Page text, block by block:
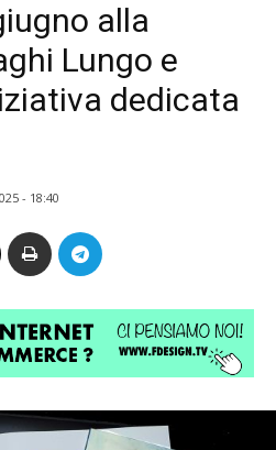
alla
Lungo e
dedicata
- 18:40